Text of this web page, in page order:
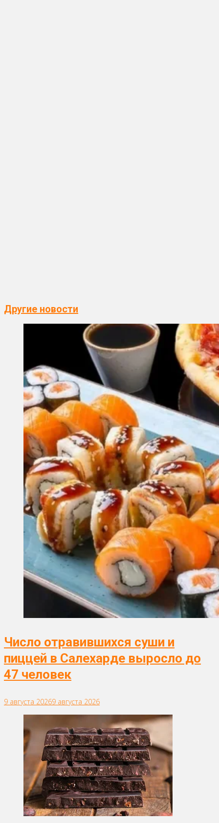
Другие новости
Число отравившихся суши и
пиццей в Салехарде выросло до
47 человек
9 августа 20269 августа 2026